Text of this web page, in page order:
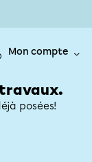
Mon compte
travaux.
posées!